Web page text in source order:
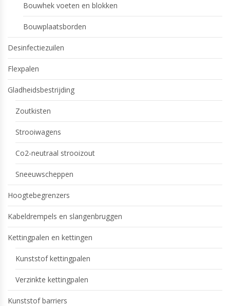
Bouwhek voeten en blokken
Bouwplaatsborden
Desinfectiezuilen
Flexpalen
Gladheidsbestrijding
Zoutkisten
Strooiwagens
Co2-neutraal strooizout
Sneeuwscheppen
Hoogtebegrenzers
Kabeldrempels en slangenbruggen
Kettingpalen en kettingen
Kunststof kettingpalen
Verzinkte kettingpalen
Kunststof barriers